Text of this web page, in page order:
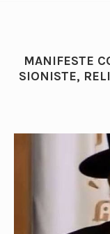
MANIFESTE
SIONISTE,